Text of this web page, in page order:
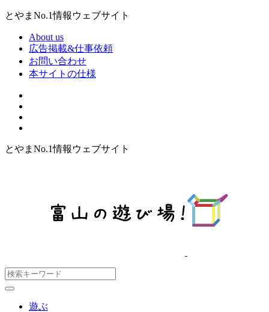
とやまNo.1情報ウェブサイト
About us
広告掲載&仕事依頼
お問い合わせ
本サイトの仕様
とやまNo.1情報ウェブサイト
遊ぶ